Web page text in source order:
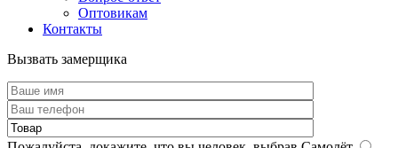
Оптовикам
Контакты
Вызвать замерщика